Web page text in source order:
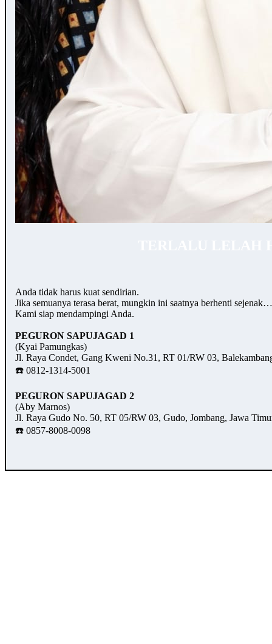
Anda tidak harus kuat sendirian.
Jika semuanya terasa berat, mungkin ini saatnya berhenti
Kami siap mendampingi Anda.
PEGURON SAPUJAGAD 1
(Kyai Pamungkas)
Jl. Raya Condet, Gang Kweni No.31, RT 01/RW 03,
☎️ 0812-1314-5001
PEGURON SAPUJAGAD 2
(Aby Marnos)
Jl. Raya Gudo No. 50, RT 05/RW 03, Gudo, Jombang, Jawa
☎️ 0857-8008-0098